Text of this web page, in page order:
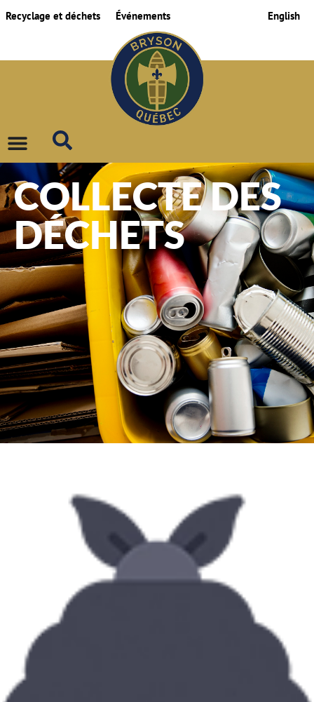
Recyclage et déchets Événements English
COLLECTE DES
DÉCHETS